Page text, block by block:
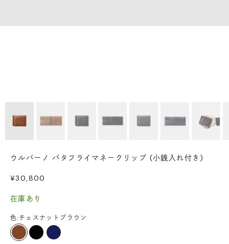
ウルバーノ バタフライマネークリップ (小銭入れ付き)
セール価格
¥30,800
在庫あり
色:チェスナットブラウン
チェスナットブラウン
ブラックネイビー